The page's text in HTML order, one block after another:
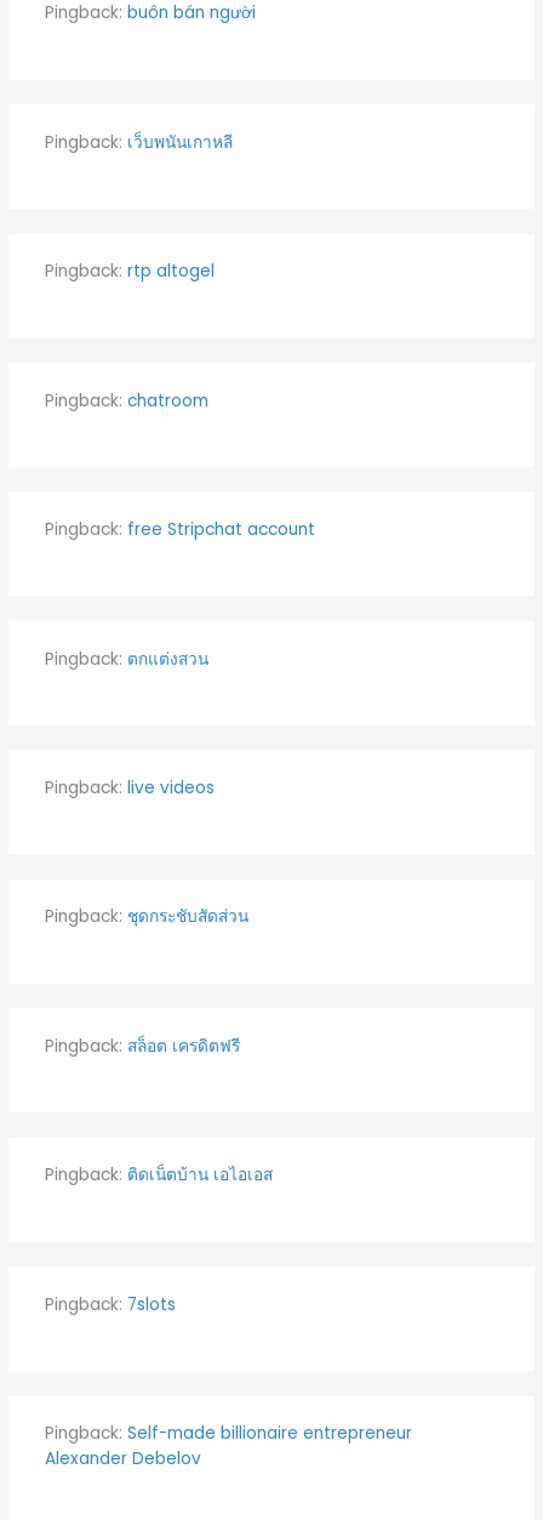
Pingback: buôn bán người
Pingback: เว็บพนันเกาหลี
Pingback: rtp altogel
Pingback: chatroom
Pingback: free Stripchat account
Pingback: ตกแต่งสวน
Pingback: live videos
Pingback: ชุดกระชับสัดส่วน
Pingback: สล็อต เครดิตฟรี
Pingback: ติดเน็ตบ้าน เอไอเอส
Pingback: 7slots
Pingback: Self-made billionaire entrepreneur
Alexander Debelov